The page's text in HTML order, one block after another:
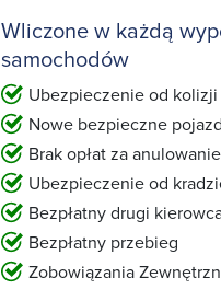
Wliczone w każdą
samochodów
Ubezpieczenie od kolizji
Nowe bezpieczne
Brak opłat za anulowanie
Ubezpieczenie od
Bezpłatny drugi
Bezpłatny przebieg
Zobowiązania